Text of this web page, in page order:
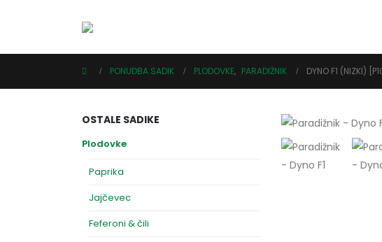
PONUDBA SADIK PLODOVKE, PARADIŽNIK DYNO F1 (NIZKI)
OSTALE SADIKE
Plodovke
Paprika
Jajčevec
Feferoni & čili